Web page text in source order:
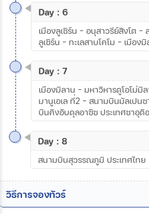
Day : 6
เมืองลูเซิร์น – อนุสาวรีย์สิงโต –
ลูเซิร์น - ทะเลสาบโคโม - เมืองมิ
Day : 7
เมืองมิลาน – มหาวิหารดูโอโม่มิ
มานูเอเล ที่2 – สนามบินมัลเปน
บินคิงอับดุลอาซิซ ประเทศซาอุดิอ
Day : 8
สนามบินสุวรรณภูมิ ประเทศไทย
วิธีการจองทัวร์